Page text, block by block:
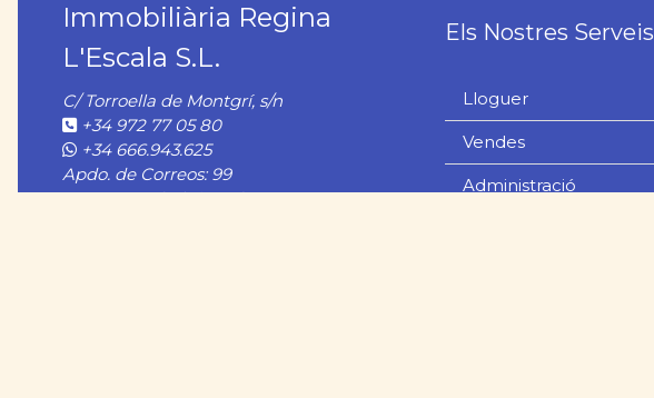
Immobiliària Regina
L'Escala S.L.
C/ Torroella de Montgrí, s/n
+34 972 77 05 80
+34 666.943.625
Apdo. de Correos: 99
17130 L'Escala (Girona)
Els Nostres Serveis
Lloguer
Vendes
Administració